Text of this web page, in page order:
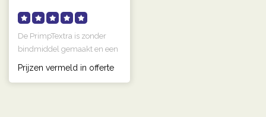
De PrimpTextra is zonder
bindmiddel gemaakt en een
uitermate ..
Prijzen vermeld in offerte